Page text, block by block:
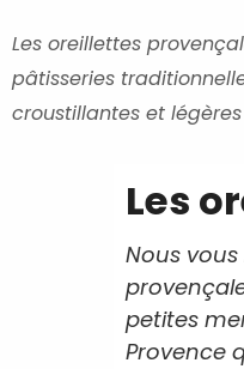
Les oreillettes
pâtisseries
croustillantes et
Les
Nous
petites
Provence